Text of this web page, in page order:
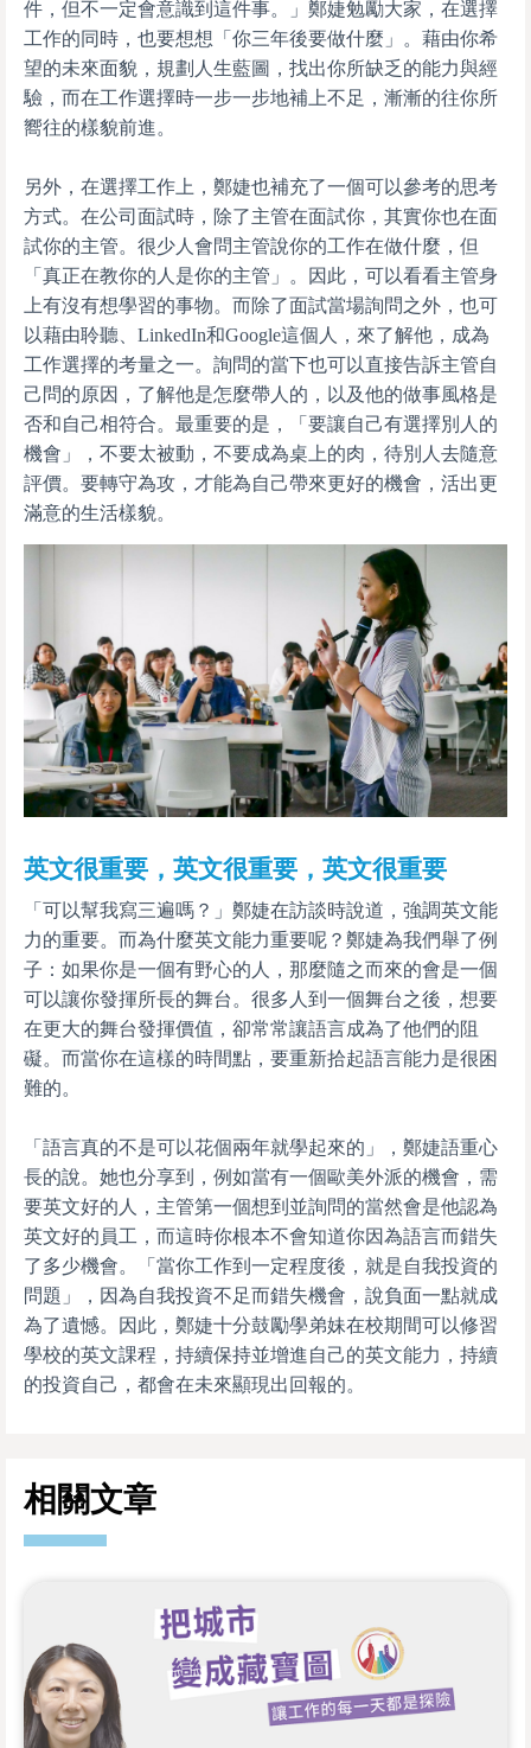
件，但不一定會意識到這件事。」鄭婕勉勵大家，在選擇
工作的同時，也要想想「你三年後要做什麼」。藉由你希
望的未來面貌，規劃人生藍圖，找出你所缺乏的能力與經
驗，而在工作選擇時一步一步地補上不足，漸漸的往你所
嚮往的樣貌前進。
另外，在選擇工作上，鄭婕也補充了一個可以參考的思考
方式。在公司面試時，除了主管在面試你，其實你也在面
試你的主管。很少人會問主管說你的工作在做什麼，但
「真正在教你的人是你的主管」。因此，可以看看主管身
上有沒有想學習的事物。而除了面試當場詢問之外，也可
以藉由聆聽、LinkedIn和Google這個人，來了解他，成為
工作選擇的考量之一。詢問的當下也可以直接告訴主管自
己問的原因，了解他是怎麼帶人的，以及他的做事風格是
否和自己相符合。最重要的是，「要讓自己有選擇別人的
機會」，不要太被動，不要成為桌上的肉，待別人去隨意
評價。要轉守為攻，才能為自己帶來更好的機會，活出更
滿意的生活樣貌。
英文很重要，英文很重要，英文很重要
「可以幫我寫三遍嗎？」鄭婕在訪談時說道，強調英文能
力的重要。而為什麼英文能力重要呢？鄭婕為我們舉了例
子：如果你是一個有野心的人，那麼隨之而來的會是一個
可以讓你發揮所長的舞台。很多人到一個舞台之後，想要
在更大的舞台發揮價值，卻常常讓語言成為了他們的阻
礙。而當你在這樣的時間點，要重新拾起語言能力是很困
難的。
「語言真的不是可以花個兩年就學起來的」，鄭婕語重心
長的說。她也分享到，例如當有一個歐美外派的機會，需
要英文好的人，主管第一個想到並詢問的當然會是他認為
英文好的員工，而這時你根本不會知道你因為語言而錯失
了多少機會。「當你工作到一定程度後，就是自我投資的
問題」，因為自我投資不足而錯失機會，說負面一點就成
為了遺憾。因此，鄭婕十分鼓勵學弟妹在校期間可以修習
學校的英文課程，持續保持並增進自己的英文能力，持續
的投資自己，都會在未來顯現出回報的。
相關文章